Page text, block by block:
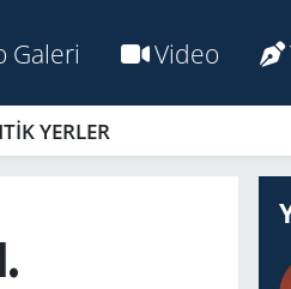
Galeri Video
YERLER